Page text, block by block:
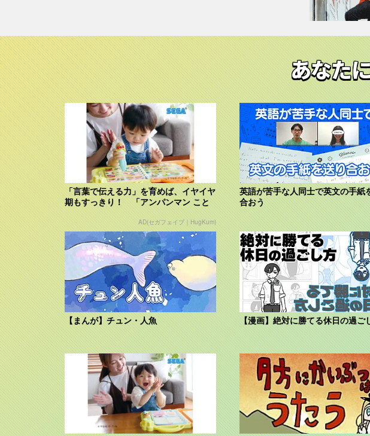
あなた
「言葉で伝える力」を育めば、イヤイヤ
期もすっきり！ 「アンパンマン こと
ばずかん...
AD(セガフェイブ｜HugKum)
英語が苦手な人同士で英文の手紙
合おう
【まんが】チュン・人魚 【漫画】絶対に勝てる休日の過ご